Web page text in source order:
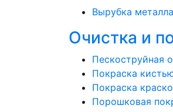
Вырубка металла
Очистка и
Пескоструйная
Покраска
Покраска
Порошковая